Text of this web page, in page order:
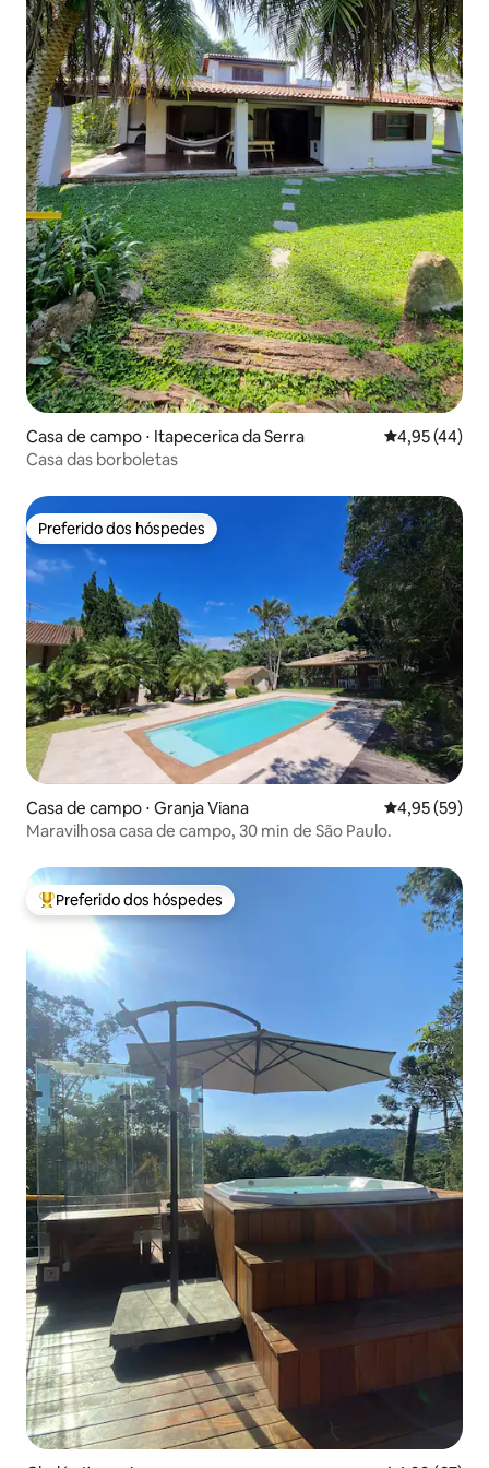
Casa de campo ⋅ Itapecerica da Serra 4,95 de uma
4,95 (44)
Casa das borboletas
Preferido dos hóspedes
Preferido dos hóspedes
Casa de campo ⋅ Granja Viana 4,95 de uma
4,95 (59)
Maravilhosa casa de campo, 30 min de São Paulo.
Entre os melhores preferidos dos hóspedes
Preferido dos hóspedes